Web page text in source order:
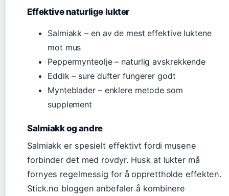
Effektive naturlige lukter
Salmiakk – en av de mest effektive luktene
mot mus
Peppermynteolje – naturlig avskrekkende
Eddik – sure dufter fungerer godt
Mynteblader – enklere metode som
supplement
Salmiakk og andre
Salmiakk er spesielt effektivt fordi musene
forbinder det med rovdyr. Husk at lukter må
fornyes regelmessig for å opprettholde effekten.
Stick.no bloggen anbefaler å kombinere